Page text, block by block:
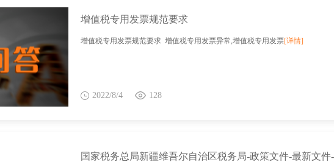
增值税专用发票规范要求
增值税专用发票规范要求 增值税专用发票异常,增值税专用发票[详情]
2022/8/4 128